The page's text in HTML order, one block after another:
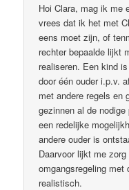
Hoi Clara, mag ik me
vrees dat ik het met
eens moet zijn, of
rechter bepaalde lijkt
realiseren. Een kind
door één ouder i.p.v.
met andere regels en
gezinnen al de
een redelijke
andere ouder is
Daarvoor lijkt me
omgangsregeling met
realistisch.